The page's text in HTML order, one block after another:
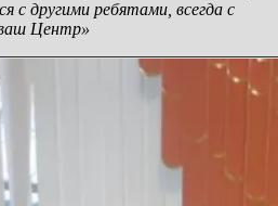
с другими ребятами, всегда с
Центр»